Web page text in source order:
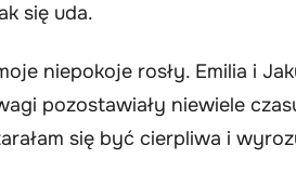
się uda.
niepokoje rosły. Emilia i
pozostawiały niewiele
się być cierpliwa i